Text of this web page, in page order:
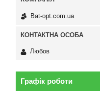
Bat-opt.com.ua
Любов
Графік роботи